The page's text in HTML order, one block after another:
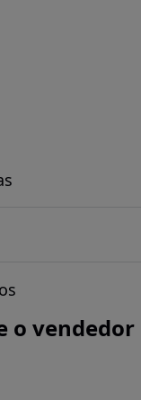
o vendedor